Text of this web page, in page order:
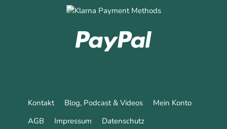
Kontakt Blog, Podcast & Videos
Mein Konto
AGB
Impressum Datenschutz